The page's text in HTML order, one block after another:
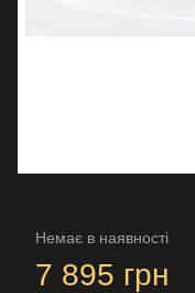
Немає в наявності
7 895 грн